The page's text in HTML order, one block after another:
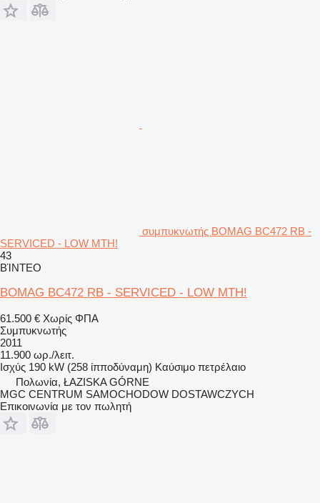
συμπυκνωτής BOMAG BC472 RB -
SERVICED - LOW MTH!
43
ΒΊΝΤΕΟ
BOMAG BC472 RB - SERVICED - LOW MTH!
61.500 € Χωρίς ΦΠΑ
Συμπυκνωτής
2011
11.900 ωρ./λειτ.
Ισχύς 190 kW (258 ίπποδύναμη) Καύσιμο πετρέλαιο
Πολωνία, ŁAZISKA GÓRNE
MGC CENTRUM SAMOCHODOW DOSTAWCZYCH
Επικοινωνία με τον πωλητή